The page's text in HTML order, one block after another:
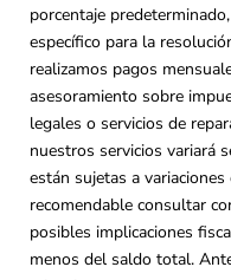
porcentaje
específico para la
realizamos pagos
asesoramiento sobre
legales o servicios de
nuestros servicios variará
están sujetas a
recomendable consultar
posibles implicaciones
menos del saldo total.